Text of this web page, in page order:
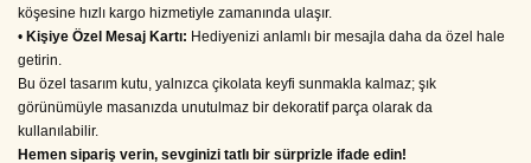
köşesine hızlı kargo hizmetiyle zamanında ulaşır.
• Kişiye Özel Mesaj Kartı: Hediyenizi anlamlı bir mesajla daha da özel hale
getirin.
Bu özel tasarım kutu, yalnızca çikolata keyfi sunmakla kalmaz; şık
görünümüyle masanızda unutulmaz bir dekoratif parça olarak da
kullanılabilir.
Hemen sipariş verin, sevginizi tatlı bir sürprizle ifade edin!